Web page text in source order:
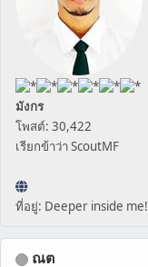
มังกร
โพสต์: 30,422
เรียกข้าว่า ScoutMF
ที่อยู่: Deeper inside me!
ณต